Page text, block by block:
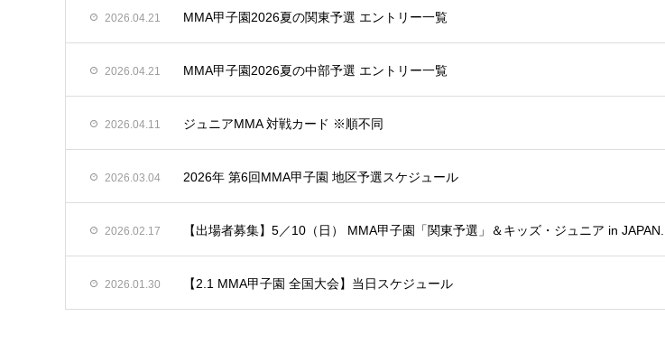
2026.04.21 MMA甲子園2026夏の関東予選 エントリー一覧
2026.04.21 MMA甲子園2026夏の中部予選 エントリー一覧
2026.04.11 ジュニアMMA 対戦カード ※順不同
2026.03.04 2026年 第6回MMA甲子園 地区予選スケジュール
2026.02.17 【出場者募集】5／10（日） MMA甲子園「関東予選」＆キッズ・ジュニア in JAPAN...
2026.01.30 【2.1 MMA甲子園 全国大会】当日スケジュール